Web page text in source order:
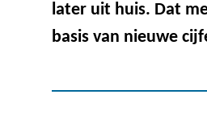
later uit huis. Dat
basis van nieuwe